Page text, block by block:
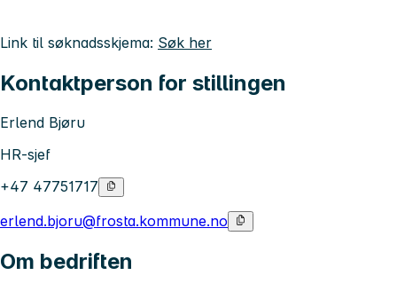
Link til søknadsskjema: Søk her
Kontaktperson for stillingen
Erlend Bjøru
HR-sjef
+47 47751717
erlend.bjoru@frosta.kommune.no
Om bedriften